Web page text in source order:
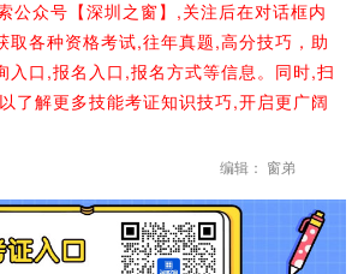
公众号【深圳之窗】,关注后在对话框内
取各种资格考试,往年真题,高分技巧，助
入口,报名入口,报名方式等信息。同时,扫
了解更多技能考证知识技巧,开启更广阔
编辑： 窗弟